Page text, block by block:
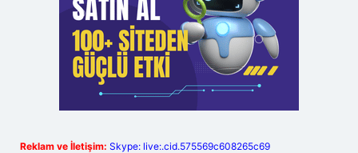
Reklam ve İletişim: Skype: live:.cid.575569c608265c69